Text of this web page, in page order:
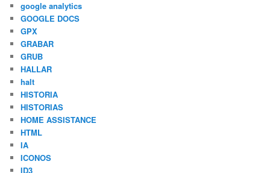
google analytics
GOOGLE DOCS
GPX
GRABAR
GRUB
HALLAR
halt
HISTORIA
HISTORIAS
HOME ASSISTANCE
HTML
IA
ICONOS
ID3